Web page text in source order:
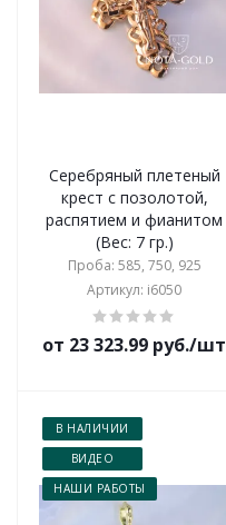
Серебряный плетеный
крест с позолотой,
распятием и фианитом
(Вес: 7 гр.)
Проба: 585, 750, 925
Артикул: i6050
от 23 323.99 руб./шт
В НАЛИЧИИ
ВИДЕО
НАШИ РАБОТЫ